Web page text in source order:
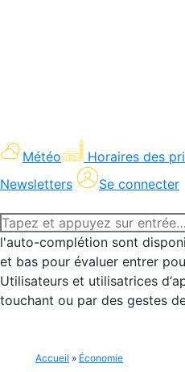
Météo Horaires des
Newsletters
Se connecter
Recherche
:l'auto-complétion sont
et bas pour évaluer entrer
Utilisateurs et utilisatrices
touchant ou par des gestes
Accueil » Économie